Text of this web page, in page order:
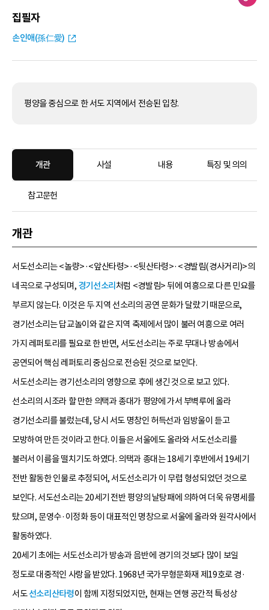
집필자
손인애(孫仁愛)
평양을 중심으로 한 서도 지역에서 전승된 입창.
개관 사설 내용 특징 및 의의
참고문헌
개관
서도선소리는 <놀량>·<앞산타령>·<뒷산타령>·<경발림(경사거리)>의
네곡으로 구성되며, 경기선소리 처럼 <경발림> 뒤에 여흥으로 다른 민요를
부르지 않는다. 이것은 두 지역 선소리의 공연 문화가 달랐기 때문으로,
경기선소리는 답교놀이와 같은 지역 축제에서 많이 불러 여흥으로 여러
가지 레퍼토리를 필요로 한 반면, 서도선소리는 주로 무대나 방송에서
공연되어 핵심 레퍼토리 중심으로 전승된 것으로 보인다.
서도선소리는 경기선소리의 영향으로 후에 생긴 것으로 보고 있다.
선소리의 시조라 할 만한 의택과 종대가 평양에 가서 부벽루에 올라
경기선소리를 불렀는데, 당시 서도 명창인 허득선과 임방울이 듣고
모방하여 만든 것이라고 한다. 이들은 서울에도 올라와 서도선소리를
불러서 이름을 떨치기도 하였다. 의택과 종대는 18세기 후반에서 19세기
전반 활동한 인물로 추정되어, 서도선소리가 이 무렵 형성되었던 것으로
보인다. 서도선소리는 20세기 전반 평양의 날탕패에 의하여 더욱 유명세를
탔으며, 문영수·이정화 등이 대표적인 명창으로 서울에 올라와 원각사에서
활동하였다.
20세기 초에는 서도선소리가 방송과 음반에 경기의 것보다 많이 보일
정도로 대중적인 사랑을 받았다. 1968년 국가무형문화재 제19호로 경·
서도선소리산타령이 함께 지정되었지만, 현재는 연행 공간적 특성상